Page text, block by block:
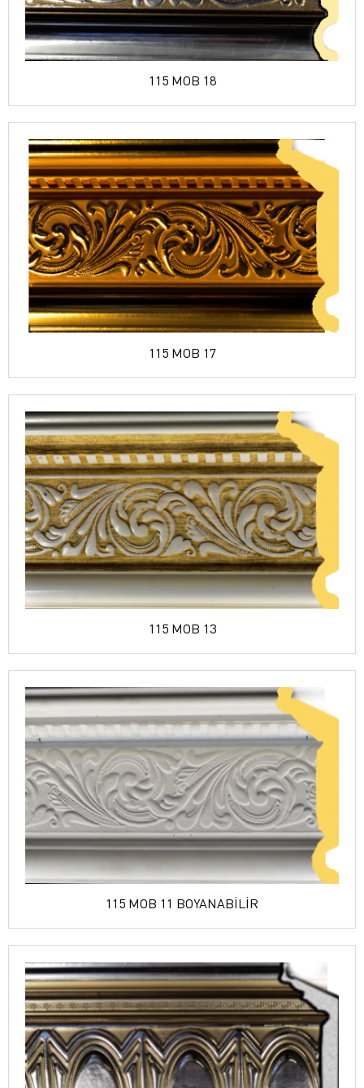
115 MOB 18
115 MOB 17
115 MOB 13
115 MOB 11 BOYANABİLİR